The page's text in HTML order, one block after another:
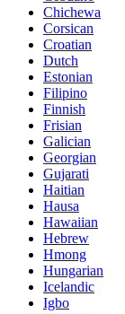
Chichewa
Corsican
Croatian
Dutch
Estonian
Filipino
Finnish
Frisian
Galician
Georgian
Gujarati
Haitian
Hausa
Hawaiian
Hebrew
Hmong
Hungarian
Icelandic
Igbo